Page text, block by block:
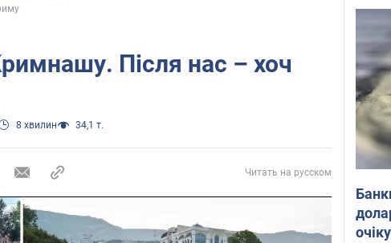
Після нас – хоч
8 хвилин 34,1 т.
Читать на русском